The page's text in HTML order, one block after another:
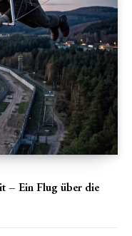
– Ein Flug über die